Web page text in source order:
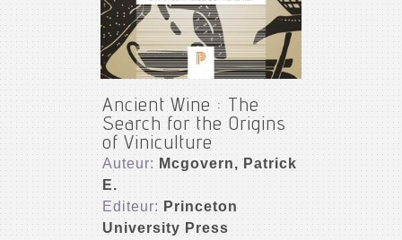
Ancient Wine : The
Search for the Origins
of Viniculture
Auteur: Mcgovern, Patrick
E.
Editeur: Princeton
University Press